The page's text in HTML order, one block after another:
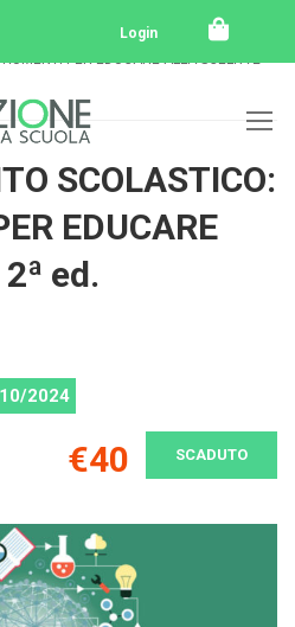
Login
PER EDUCARE ALLA SCELTA 2ª
SCOLASTICO:
EDUCARE
ed.
2024
€40 SCADUTO